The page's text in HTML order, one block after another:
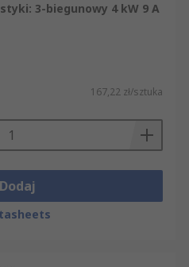
styki: 3-biegunowy 4 kW 9 A
167,22 zł/sztuka
Dodaj